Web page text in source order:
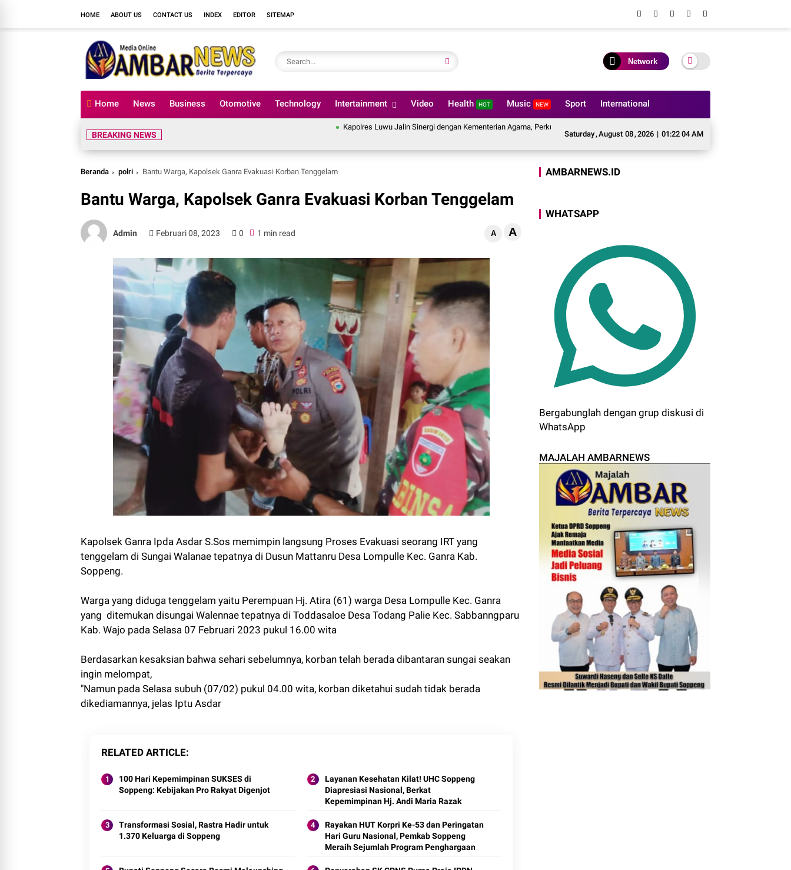
HOME ABOUT US CONTACT US INDEX EDITOR SITEMAP
Network
Home News Business Otomotive Technology Intertainment Video Health HOT Music NEW Sport International
Saturday,August 08,2026 | 01:22 05 AM
BREAKING NEWS
Kapolres Luwu Jalin Sinergi dengan Kementerian Agama, Perkuat Fondasi Kerukunan dan Stabilitas Kamtibmas
Beranda polri Bantu Warga, Kapolsek Ganra Evakuasi Korban Tenggelam
Bantu Warga, Kapolsek Ganra Evakuasi Korban Tenggelam
Admin Februari 08, 2023 0 1 min read A A
Kapolsek Ganra Ipda Asdar S.Sos memimpin langsung Proses Evakuasi seorang IRT yang
tenggelam di Sungai Walanae tepatnya di Dusun Mattanru Desa Lompulle Kec. Ganra Kab.
Soppeng.
Warga yang diduga tenggelam yaitu Perempuan Hj. Atira (61) warga Desa Lompulle Kec. Ganra
yang ditemukan disungai Walennae tepatnya di Toddasaloe Desa Todang Palie Kec. Sabbanngparu
Kab. Wajo pada Selasa 07 Februari 2023 pukul 16.00 wita
Berdasarkan kesaksian bahwa sehari sebelumnya, korban telah berada dibantaran sungai seakan
ingin melompat,
"Namun pada Selasa subuh (07/02) pukul 04.00 wita, korban diketahui sudah tidak berada
dikediamannya, jelas Iptu Asdar
RELATED ARTICLE
100 Hari Kepemimpinan SUKSES di
Soppeng: Kebijakan Pro Rakyat Digenjot
Layanan Kesehatan Kilat! UHC Soppeng
Diapresiasi Nasional, Berkat
Kepemimpinan Hj. Andi Maria Razak
Transformasi Sosial, Rastra Hadir untuk
1.370 Keluarga di Soppeng
Rayakan HUT Korpri Ke-53 dan Peringatan
Hari Guru Nasional, Pemkab Soppeng
Meraih Sejumlah Program Penghargaan
AMBARNEWS.ID
WHATSAPP
Bergabunglah dengan grup diskusi di
WhatsApp
MAJALAH AMBARNEWS